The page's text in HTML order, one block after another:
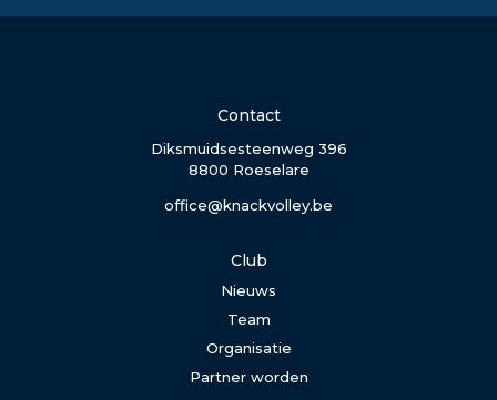
Contact
Diksmuidsesteenweg 396
8800 Roeselare
office@knackvolley.be
Club
Nieuws
Team
Organisatie
Partner worden